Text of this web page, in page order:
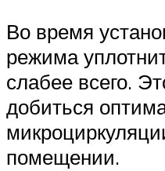
Во время
режима
слабее всего.
добиться
помещении.